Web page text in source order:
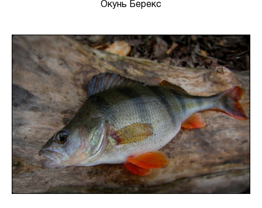
Окунь Берекс